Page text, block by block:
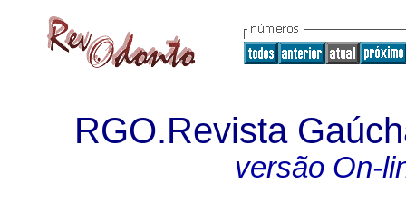
RGO.Revista
versão On-